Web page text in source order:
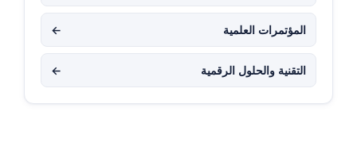
المؤتمرات العلمية ←
التقنية والحلول الرقمية ←